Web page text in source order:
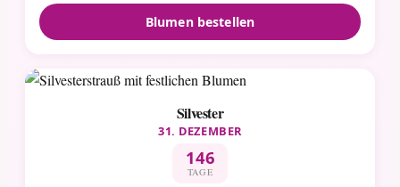
Blumen bestellen
Silvester
31. DEZEMBER
146
TAGE